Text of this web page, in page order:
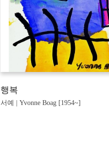
행복
서예 | Yvonne Boag [1954~]